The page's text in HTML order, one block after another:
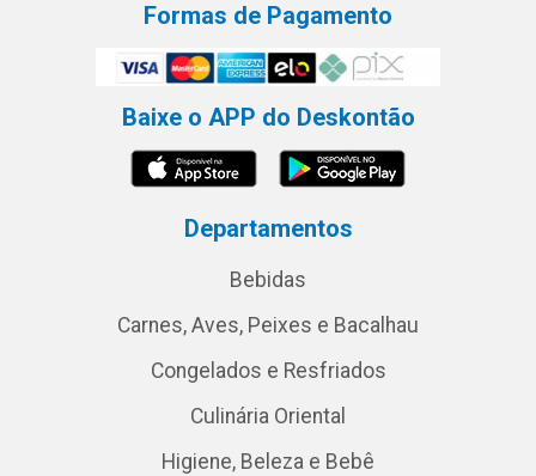
Formas de Pagamento
Baixe o APP do Deskontão
Departamentos
Bebidas
Carnes, Aves, Peixes e Bacalhau
Congelados e Resfriados
Culinária Oriental
Higiene, Beleza e Bebê